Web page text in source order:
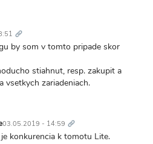
odkaz
by som v tomto pripade skor
stiahnut, resp. zakupit a
vsetkych zariadeniach.
03.05.2019 - 14:59 odkaz
konkurencia k tomotu Lite.